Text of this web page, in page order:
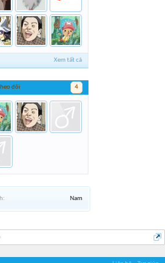
Xem tất cả
dõi 4
Nam